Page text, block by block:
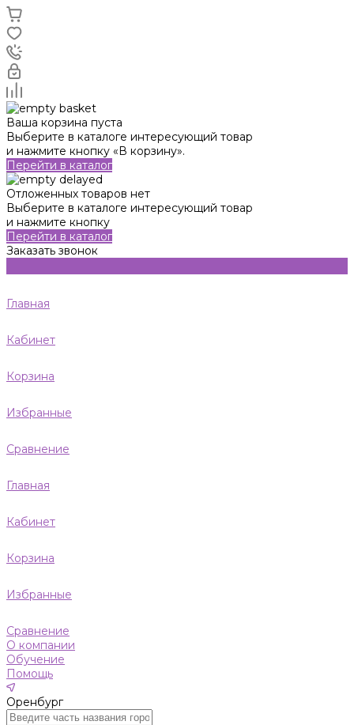
Ваша корзина пуста
Выберите в каталоге интересующий товар
и нажмите кнопку «В корзину».
Перейти в каталог
Отложенных товаров нет
Выберите в каталоге интересующий товар
и нажмите кнопку
Перейти в каталог
Заказать звонок
Главная
Кабинет
Корзина
Избранные
Сравнение
Главная
Кабинет
Корзина
Избранные
Сравнение
О компании
Обучение
Помощь
Оренбург